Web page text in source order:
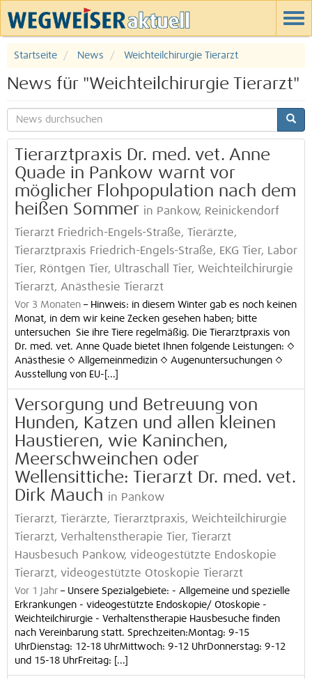
Startseite News Weichteilchirurgie Tierarzt
News für "Weichteilchirurgie Tierarzt"
Tierarztpraxis Dr. med. vet. Anne
Quade in Pankow warnt vor
möglicher Flohpopulation nach dem
heißen Sommer in Pankow, Reinickendorf
Tierarzt Friedrich-Engels-Straße, Tierärzte,
Tierarztpraxis Friedrich-Engels-Straße, EKG Tier, Labor
Tier, Röntgen Tier, Ultraschall Tier, Weichteilchirurgie
Tierarzt, Anästhesie Tierarzt
Vor 3 Monaten – Hinweis: in diesem Winter gab es noch keinen
Monat, in dem wir keine Zecken gesehen haben; bitte
untersuchen Sie ihre Tiere regelmäßig. Die Tierarztpraxis von
Dr. med. vet. Anne Quade bietet Ihnen folgende Leistungen: ◊
Anästhesie ◊ Allgemeinmedizin ◊ Augenuntersuchungen ◊
Ausstellung von EU-[...]
Versorgung und Betreuung von
Hunden, Katzen und allen kleinen
Haustieren, wie Kaninchen,
Meerschweinchen oder
Wellensittiche: Tierarzt Dr. med. vet.
Dirk Mauch in Pankow
Tierarzt, Tierärzte, Tierarztpraxis, Weichteilchirurgie
Tierarzt, Verhaltenstherapie Tier, Tierarzt
Hausbesuch Pankow, videogestützte Endoskopie
Tierarzt, videogestützte Otoskopie Tierarzt
Vor 1 Jahr – Unsere Spezialgebiete: - Allgemeine und spezielle
Erkrankungen - videogestützte Endoskopie/ Otoskopie -
Weichteilchirurgie - Verhaltenstherapie Hausbesuche finden
nach Vereinbarung statt. Sprechzeiten:Montag: 9-15
UhrDienstag: 12-18 UhrMittwoch: 9-12 UhrDonnerstag: 9-12
und 15-18 UhrFreitag: [...]